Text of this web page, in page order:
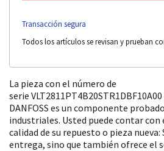
Transacción segura
Todos los artículos se revisan y prueban
La pieza con el número de
serie
DANFOSS es un componente
industriales. Usted puede contar
calidad de su repuesto o pieza nueva:
entrega, sino que también ofrece el